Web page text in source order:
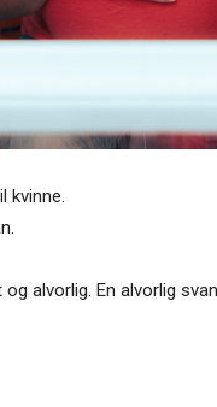
kvinne.
alvorlig. En alvorlig